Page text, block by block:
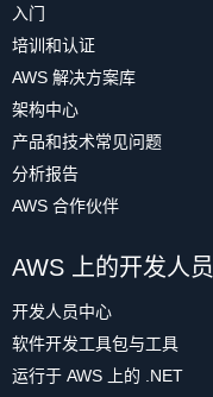
入门
培训和认证
AWS 解决方案库
架构中心
产品和技术常见问题
分析报告
AWS 合作伙伴
AWS 上的开发人员
开发人员中心
软件开发工具包与工具
运行于 AWS 上的 .NET